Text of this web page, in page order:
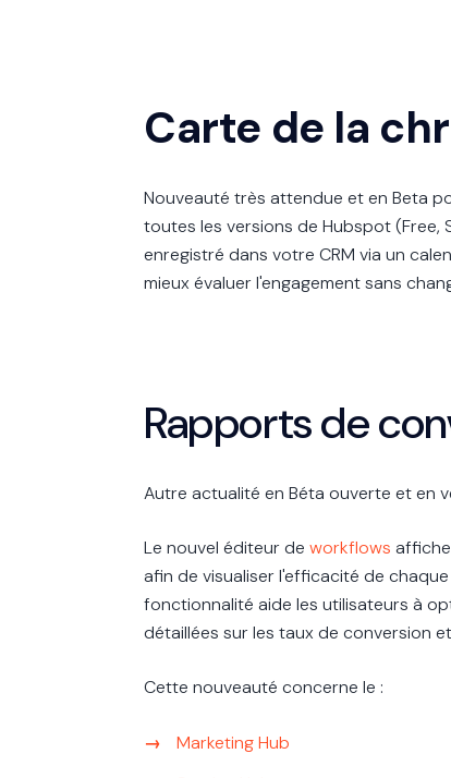
Carte de la
Nouveauté très attendue et en Beta
toutes les versions de Hubspot (Free,
enregistré dans votre CRM via un
mieux évaluer l'engagement sans
Rapports de
Autre actualité en Béta ouverte et en
Le nouvel éditeur de workflows
afin de visualiser l'efficacité de
fonctionnalité aide les utilisateurs à
détaillées sur les taux de conversion
Cette nouveauté concerne le :
Marketing Hub